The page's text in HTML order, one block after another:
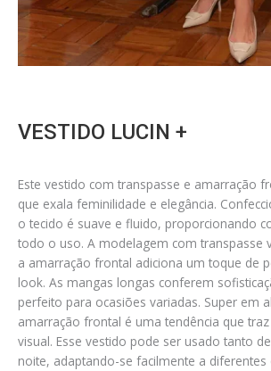
VESTIDO LUCIN +
Este vestido com transpasse e amarração
que exala feminilidade e elegância.
o tecido é suave e fluido, proporcionando
todo o uso. A modelagem com transpasse
a amarração frontal adiciona um toque de
look. As mangas longas conferem
perfeito para ocasiões variadas. Super em
amarração frontal é uma tendência que
visual. Esse vestido pode ser usado tanto
noite, adaptando-se facilmente a